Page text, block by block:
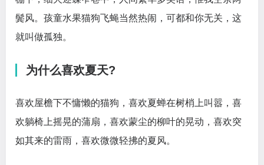
鬓风。孩童水果猫狗飞蝇当然热闹，可都和你无关，这
就叫做孤独。
为什么喜欢夏天?
喜欢屋檐下不慵懒的猫狗，喜欢夏蝉在树梢上叫嚣，喜
欢躺椅上摇晃的蒲扇，喜欢蒙尘的柳叶的晃动，喜欢突
如其来的雷雨，喜欢微微轻拂的夏风。